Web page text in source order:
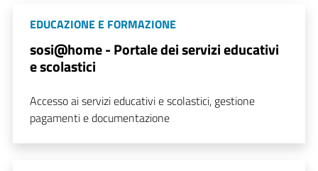
EDUCAZIONE E FORMAZIONE
sosi@home - Portale dei servizi educativi
e scolastici
Accesso ai servizi educativi e scolastici, gestione
pagamenti e documentazione